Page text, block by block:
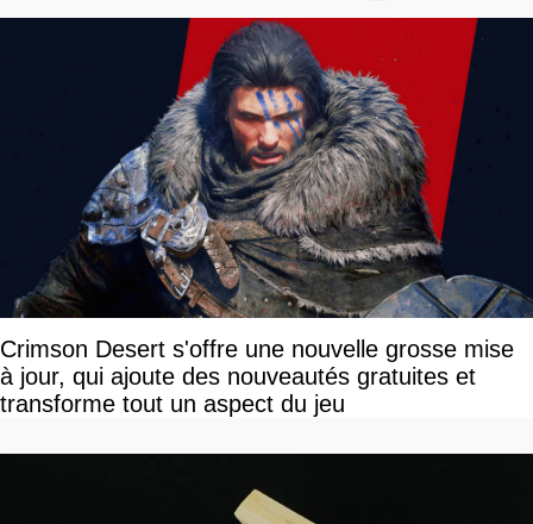
Crimson Desert s'offre une nouvelle grosse mise
à jour, qui ajoute des nouveautés gratuites et
transforme tout un aspect du jeu